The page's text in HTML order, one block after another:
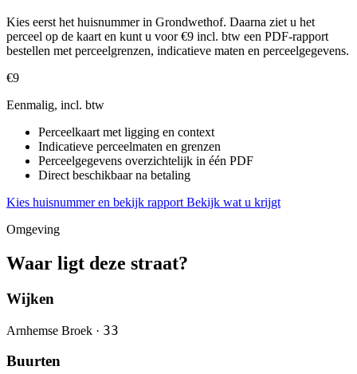
Kies eerst het huisnummer in Grondwethof. Daarna ziet u het
perceel op de kaart en kunt u voor €9 incl. btw een PDF-rapport
bestellen met perceelgrenzen, indicatieve maten en perceelgegevens.
€9
Eenmalig, incl. btw
Perceelkaart met ligging en context
Indicatieve perceelmaten en grenzen
Perceelgegevens overzichtelijk in één PDF
Direct beschikbaar na betaling
Kies huisnummer en bekijk rapport Bekijk wat u krijgt
Omgeving
Waar ligt deze straat?
Wijken
Arnhemse Broek · 33
Buurten